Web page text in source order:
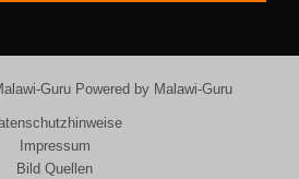
Guru Powered by Malawi-Guru
Impressum
Bild Quellen